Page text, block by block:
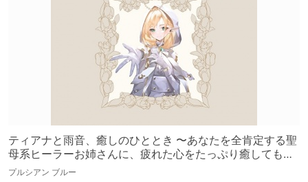
ティアナと雨音、癒しのひととき 〜あなたを全肯定する聖
母系ヒーラーお姉さんに、疲れた心をたっぷり癒してもら
っちゃう百合音声〜
プルシアン ブルー